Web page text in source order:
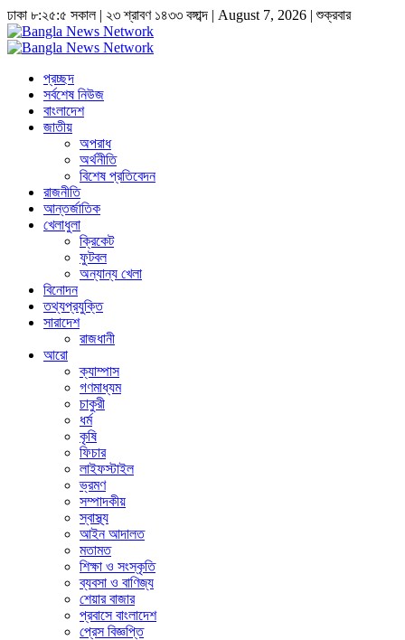
ঢাকা ৮:২৫:৬ সকাল| ২৩ শ্রাবণ ১৪৩৩ বঙ্গাব্দ | August 7, 2026 |শুক্রবার
প্রচ্ছদ
সর্বশেষ নিউজ
বাংলাদেশ
জাতীয়
অপরাধ
অর্থনীতি
বিশেষ প্রতিবেদন
রাজনীতি
আন্তর্জাতিক
খেলাধুলা
ক্রিকেট
ফুটবল
অন্যান্য খেলা
বিনোদন
তথ্যপ্রযুক্তি
সারাদেশ
রাজধানী
আরো
ক্যাম্পাস
গণমাধ্যম
চাকুরী
ধর্ম
কৃষি
ফিচার
লাইফস্টাইল
ভ্রমণ
সম্পাদকীয়
স্বাস্থ্য
আইন আদালত
মতামত
শিক্ষা ও সংস্কৃতি
ব্যবসা ও বাণিজ্য
শেয়ার বাজার
প্রবাসে বাংলাদেশ
প্রেস বিজ্ঞপ্তি